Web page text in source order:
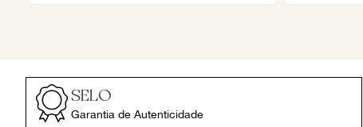
SELO
Garantia de Autenticidade